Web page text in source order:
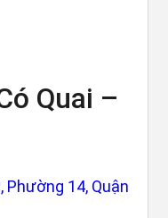
Quai –
Phường 14, Quận